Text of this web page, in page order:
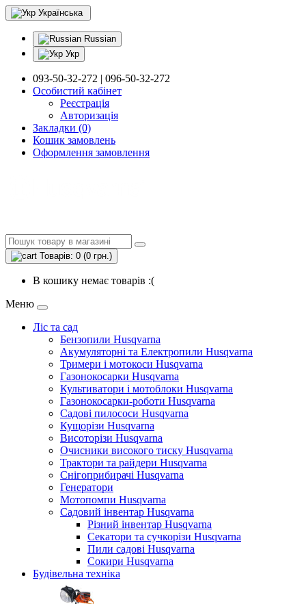
Українська
Russian
Укр
093-50-32-272 | 096-50-32-272
Особистий кабінет
Реєстрація
Авторизація
Закладки (0)
Кошик замовлень
Оформлення замовлення
Товарів: 0 (0 грн.)
В кошику немає товарів :(
Меню
Ліс та сад
Бензопили Husqvarna
Акумуляторні та Електропили Husqvarna
Тримери і мотокоси Husqvarna
Газонокосарки Husqvarna
Культиватори і мотоблоки Husqvarna
Газонокосарки-роботи Husqvarna
Садові пилососи Husqvarna
Кущорізи Husqvarna
Висоторізи Husqvarna
Очисники високого тиску Husqvarna
Трактори та райдери Husqvarna
Снігоприбирачі Husqvarna
Генератори
Мотопомпи Husqvarna
Садовий інвентар Husqvarna
Різний інвентар Husqvarna
Секатори та сучкорізи Husqvarna
Пили садові Husqvarna
Сокири Husqvarna
Будівельна техніка